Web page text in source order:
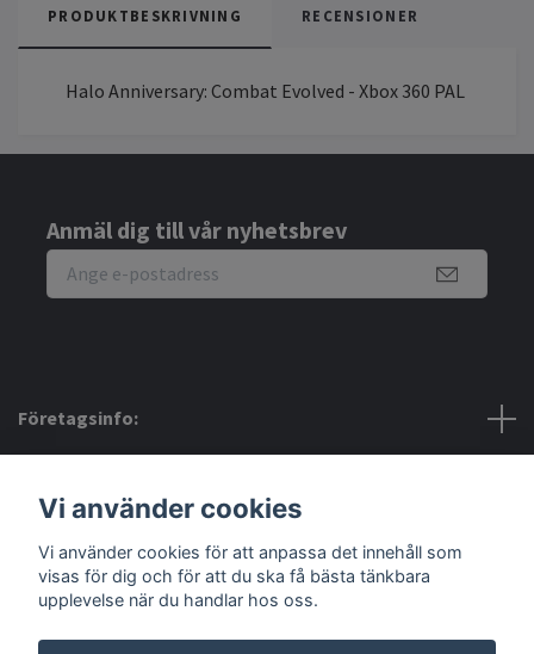
PRODUKTBESKRIVNING RECENSIONER
Halo Anniversary: Combat Evolved - Xbox 360 PAL
Anmäl dig till vår nyhetsbrev
Företagsinfo:
Sociala medier
Vi använder cookies
Vi använder cookies för att anpassa det innehåll som
visas för dig och för att du ska få bästa tänkbara
upplevelse när du handlar hos oss.